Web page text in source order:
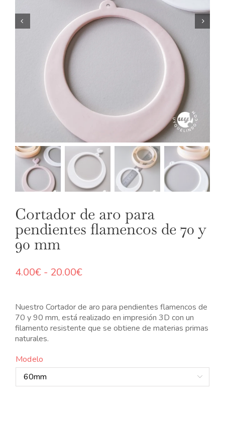
NUESTRAS JOYAS
LANGUAGE
Cortador de aro para
pendientes flamencos de 70 y
90 mm
4.00€ - 20.00€Rango
desde
4.00€
hasta
Nuestro Cortador de aro para pendientes flamencos de
70 y 90 mm, está realizado en impresión 3D con un
filamento resistente que se obtiene de materias primas
naturales.
Modelo
